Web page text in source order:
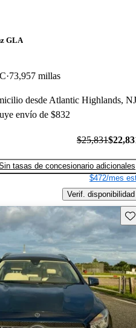
GLA
73,957 millas
desde Atlantic Highlands,
envío de $832
$25,831
tasas de concesionario adicionales
$472/mes
Verif. disponibilidad